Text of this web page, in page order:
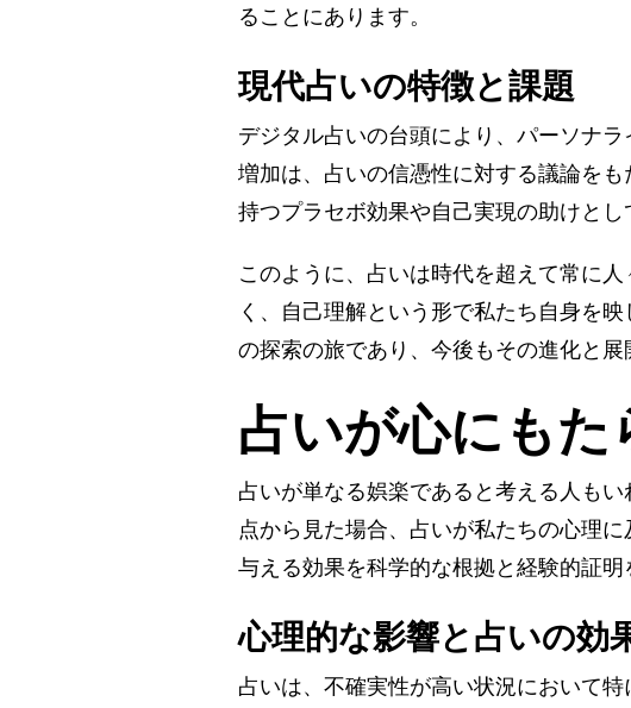
ることにあります。
現代占いの特徴と課題
デジタル占いの台頭により、パーソナ
増加は、占いの信憑性に対する議論を
持つプラセボ効果や自己実現の助けと
このように、占いは時代を超えて常に
く、自己理解という形で私たち自身を
の探索の旅であり、今後もその進化と展
占いが心にもた
占いが単なる娯楽であると考える人も
点から見た場合、占いが私たちの心理
与える効果を科学的な根拠と経験的証明
心理的な影響と占いの効
占いは、不確実性が高い状況において